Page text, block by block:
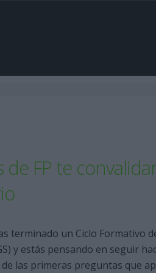
FP te
terminado un Ciclo Formativo
y estás pensando en seguir
de las primeras preguntas que